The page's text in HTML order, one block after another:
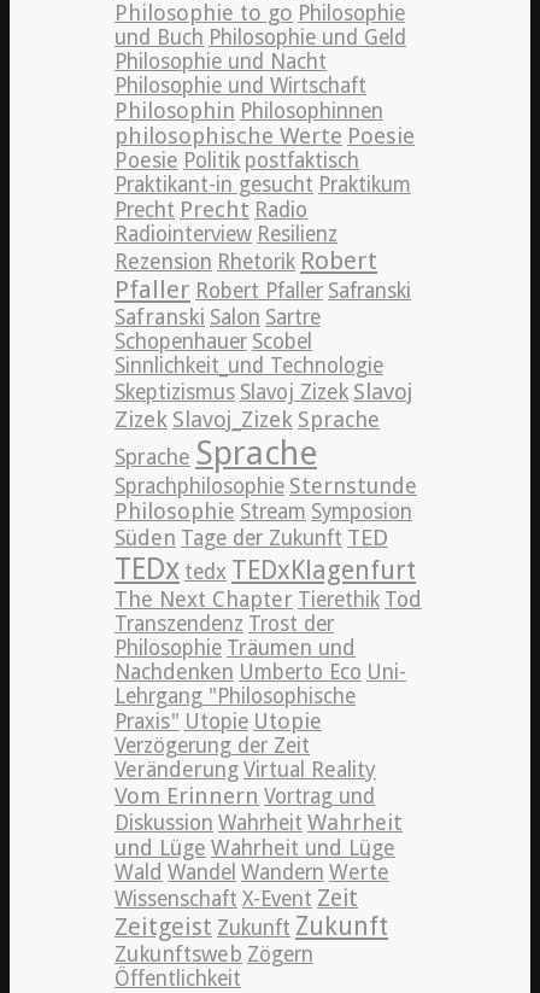
Philosophie to go Philosophie
und Buch Philosophie und Geld
Philosophie und Nacht
Philosophie und Wirtschaft
Philosophin Philosophinnen
philosophische Werte Poesie
Poesie Politik postfaktisch
Praktikant-in gesucht Praktikum
Precht Precht Radio
Radiointerview Resilienz
Rezension Rhetorik Robert
Pfaller Robert Pfaller Safranski
Safranski Salon Sartre
Schopenhauer Scobel
Sinnlichkeit_und Technologie
Skeptizismus Slavoj Zizek Slavoj
Zizek Slavoj_Zizek Sprache
Sprache Sprache
Sprachphilosophie Sternstunde
Philosophie Stream Symposion
Süden Tage der Zukunft TED
TEDx tedx TEDxKlagenfurt
The Next Chapter Tierethik Tod
Transzendenz Trost der
Philosophie Träumen und
Nachdenken Umberto Eco Uni-
Lehrgang "Philosophische
Praxis" Utopie Utopie
Verzögerung der Zeit
Veränderung Virtual Reality
Vom Erinnern Vortrag und
Diskussion Wahrheit Wahrheit
und Lüge Wahrheit und Lüge
Wald Wandel Wandern Werte
Wissenschaft X-Event Zeit
Zeitgeist Zukunft Zukunft
Zukunftsweb Zögern
Öffentlichkeit